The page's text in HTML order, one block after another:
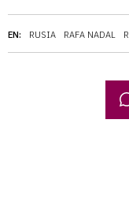
EN: RUSIA RAFA NADAL